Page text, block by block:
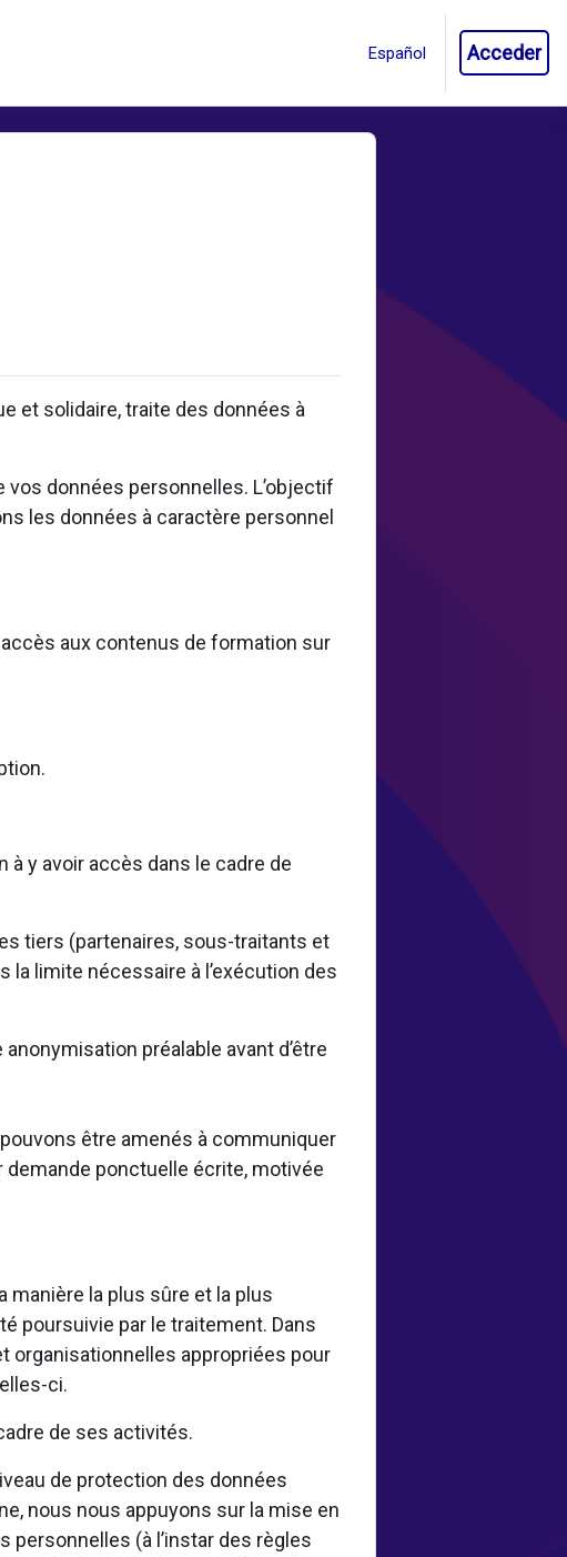
Acceder
et solidaire, traite des données à
données personnelles. L’objectif
les données à caractère personnel
aux contenus de formation sur
à y avoir accès dans le cadre de
tiers (partenaires, sous-traitants et
la limite nécessaire à l’exécution des
préalable avant d’être
être amenés à communiquer
ponctuelle écrite, motivée
la plus sûre et la plus
poursuivie par le traitement. Dans
organisationnelles appropriées pour
ci.
de ses activités.
de protection des données
nous nous appuyons sur la mise en
personnelles (à l’instar des règles